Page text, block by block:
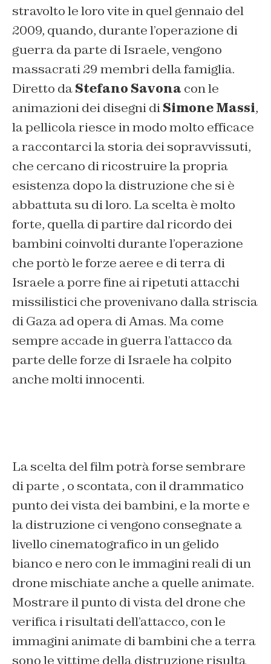
stravolto le loro vite in quel gennaio del
2009, quando, durante l’operazione di
guerra da parte di Israele, vengono
massacrati 29 membri della famiglia.
Diretto daStefano Savona con le
animazioni dei disegni diSimone Massi,
la pellicola riesce in modo molto efficace
a raccontarci la storia dei sopravvissuti,
che cercano di ricostruire la propria
esistenza dopo la distruzione che si è
abbattuta su di loro. La scelta è molto
forte, quella di partire dal ricordo dei
bambini coinvolti durante l’operazione
che portò le forze aeree e di terra di
Israele a porre fine ai ripetuti attacchi
missilistici che provenivano dalla striscia
di Gaza ad opera di Amas. Ma come
sempre accade in guerra l’attacco da
parte delle forze di Israele ha colpito
anche molti innocenti.
La scelta del film potrà forse sembrare
di parte , o scontata, con il drammatico
punto dei vista dei bambini, e la morte e
la distruzione ci vengono consegnate a
livello cinematografico in un gelido
bianco e nero con le immagini reali di un
drone mischiate anche a quelle animate.
Mostrare il punto di vista del drone che
verifica i risultati dell’attacco, con le
immagini animate di bambini che a terra
sono le vittime della distruzione risulta